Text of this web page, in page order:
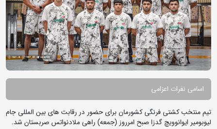
اسامی نفرات اعزامی
تیم منتخب کشتی فرنگی کشورمان برای حضور در رقابت های بین المللی جام
لیوبومیر ایوانوویچ گدزا صبح امرروز (جمعه) راهی ملادنواتس صربستان شد.